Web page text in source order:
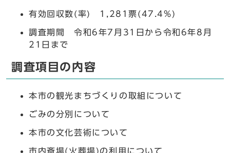
有効回収数(率) 1,281票(47.4%)
調査期間 令和6年7月31日から令和6年8月
21日まで
調査項目の内容
本市の観光まちづくりの取組について
ごみの分別について
本市の文化芸術について
市内斎場(火葬場)の利用について